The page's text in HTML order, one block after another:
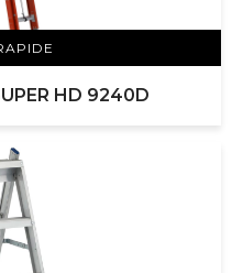
HD 9240D